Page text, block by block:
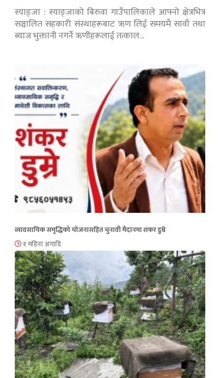
स्याङ्जा : स्याङ्जाको बिरुवा गाउँपालिकाले आफ्नो क्षेत्रभित्र
सञ्चालित सहकारी संस्थाहरूबाट ऋण लिई समयमै सावाँ तथा
ब्याज भुक्तानी नगर्ने ऋणीहरूलाई तत्काल…
व्यावसायिक समृद्धिको योजनासहित चुनावी मैदानमा शंकर डुम्रे
१ महिना अगाडि